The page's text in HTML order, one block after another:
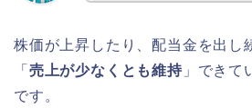
株価が上昇したり、配当金を出し
「 売上が少なくとも維持」できて
です。